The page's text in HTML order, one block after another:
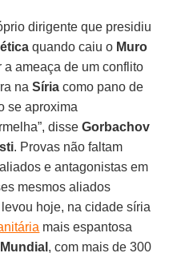
dirigente que presidiu
quando caiu o Muro
a ameaça de um conflito
naSíria como pano de
se aproxima
disseGorbachov
. Provas não faltam
e antagonistas em
mesmos aliados
hoje, na cidade síria
mais espantosa
, com mais de 300